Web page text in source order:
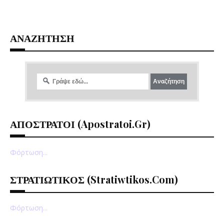
ΑΝΑΖΗΤΗΣΗ
ΑΠΟΣΤΡΑΤΟΙ (apostratoi.gr)
Φόρτωση...
ΣΤΡΑΤΙΩΤΙΚΟΣ (stratiwtikos.com)
Φόρτωση...